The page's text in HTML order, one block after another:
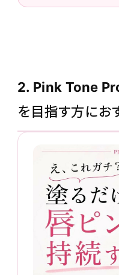
2. Pink Tone
を目指す方にお